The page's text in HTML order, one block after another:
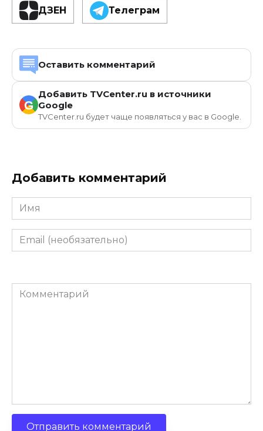
ДЗЕН Телеграм
Оставить комментарий
G
Добавить TVCenter.ru в источники
Google
TVCenter.ru будет чаще появляться у вас в Google.
Добавить комментарий
Имя
Email
(необязательно)
Комментарий